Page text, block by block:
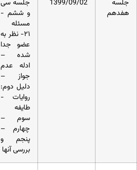
جلسه
هفدهم
1399/09/02
جلسه سی
و ششم -
مسئله
۲۱- نظر به
عضو جدا
شده –
ادله عدم
جواز –
دلیل دوم:
روایات -
طایفه
سوم –
چهارم –
پنجم و
بررسی آنها